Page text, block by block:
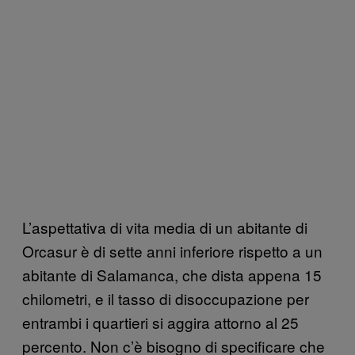
L’aspettativa di vita media di un abitante di
Orcasur è di sette anni inferiore rispetto a un
abitante di Salamanca, che dista appena 15
chilometri, e il tasso di disoccupazione per
entrambi i quartieri si aggira attorno al 25
percento. Non c’è bisogno di specificare che